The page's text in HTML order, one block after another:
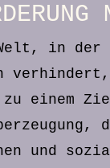
in der
einem
und